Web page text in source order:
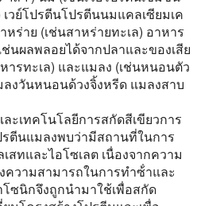
เวย์โปรตีนโปรตีนนมแคลเซียมเค
หร่าย (เช่นสาหร่ายทะเล) อาหาร
ช่นผลพลอยได้จากปลาและของเสีย
ารทะเล) และแมลง (เช่นหนอนตัว
งวันหนอนด้วงจิ้งหรีด แมลงสาบ
เทคโนโลยีการสกัดสีเขียวการ
ตีนแมลงพบว่ามีสถานที่ในการ
สทและไอโซเลต เนื่องจากความ
ความสามารถในการทําซ้ําและ
ซนิกจึงถูกนํามาใช้เพื่อสกัด